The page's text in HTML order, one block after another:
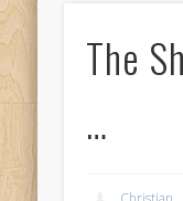
The
…